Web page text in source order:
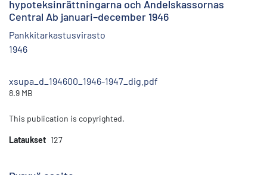
hypoteksinrättningarna och Andelskassornas
Central Ab januari–december 1946
Pankkitarkastusvirasto
1946
xsupa_d_194600_1946-1947_dig.pdf
8.9 MB
This publication is copyrighted.
Lataukset 127